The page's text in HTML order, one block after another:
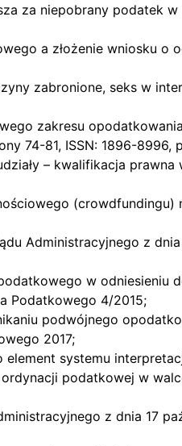
za niepobrany podatek
a złożenie wniosku o
zabronione, seks w
zakresu
74-81, ISSN: 1896-8996,
– kwalifikacja
Administracyjnego z
w odniesieniu
Podatkowego 4/2015;
podwójnego
2017;
systemu
podatkowej w
z dnia 17